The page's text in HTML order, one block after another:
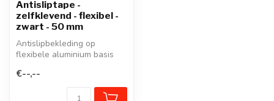
Antisliptape -
zelfklevend - flexibel -
zwart - 50 mm
Antislipbekleding op
flexibele aluminium basis
oppervlakken...
€--,--